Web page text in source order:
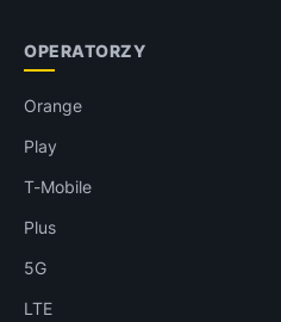
OPERATORZY
Orange
Play
T-Mobile
Plus
5G
LTE